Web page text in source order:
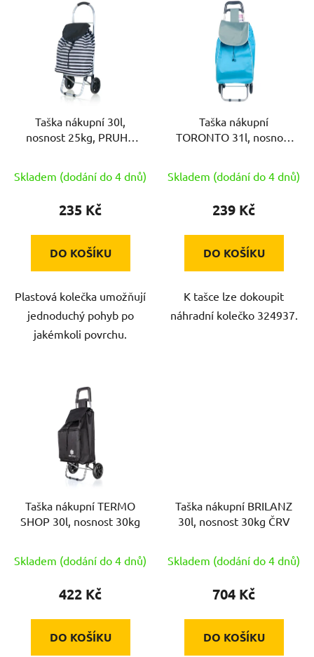
k
Taška nákupní 30l,
nosnost 25kg, PRUHY
Skladem (dodání do 4 dnů)
235 Kč
DO KOŠÍKU
Plastová kolečka umožňují
jednoduchý pohyb po
jakémkoli povrchu.
Taška nákupní
TORONTO 31l, nosnost
Skladem (dodání do 4 dnů)
239 Kč
DO KOŠÍKU
K tašce lze dokoupit
náhradní kolečko 324937.
Taška nákupní TERMO
SHOP 30l, nosnost 30kg
Skladem (dodání do 4 dnů)
422 Kč
DO KOŠÍKU
Taška nákupní BRILANZ
30l, nosnost 30kg ČRV
Skladem (dodání do 4 dnů)
704 Kč
DO KOŠÍKU